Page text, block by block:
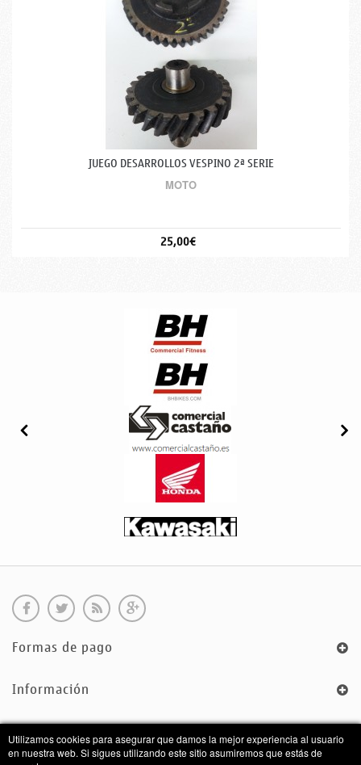
JUEGO DESARROLLOS VESPINO 2ª SERIE
MOTO
25,00€
Formas de pago
Información
Sobre Nosotros
Utilizamos cookies para asegurar que damos la mejor experiencia al usuario
en nuestra web. Si sigues utilizando este sitio asumiremos que estás de